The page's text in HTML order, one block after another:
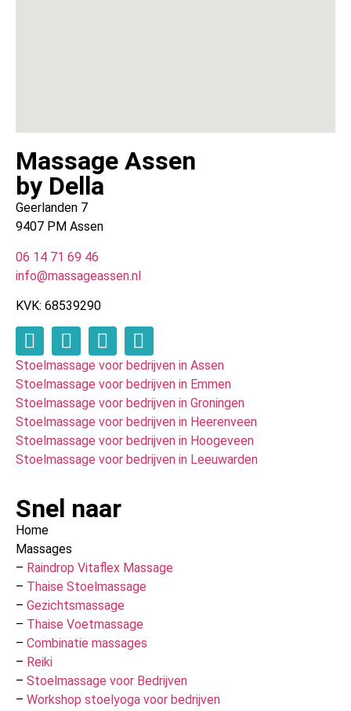
Massage Assen
by Della
Geerlanden 7
9407 PM Assen
06 14 71 69 46
info@massageassen.nl
KVK: 68539290
Stoelmassage voor bedrijven in Assen
Stoelmassage voor bedrijven in Emmen
Stoelmassage voor bedrijven in Groningen
Stoelmassage voor bedrijven in Heerenveen
Stoelmassage voor bedrijven in Hoogeveen
Stoelmassage voor bedrijven in Leeuwarden
Snel naar
Home
Massages
– Raindrop Vitaflex Massage
– Thaise Stoelmassage
– Gezichtsmassage
– Thaise Voetmassage
– Combinatie massages
– Reiki
– Stoelmassage voor Bedrijven
– Workshop stoelyoga voor bedrijven